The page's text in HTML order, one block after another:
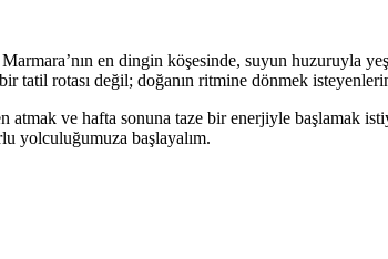
en dingin köşesinde, suyun huzuruyla
tatil rotası değil; doğanın ritmine dönmek isteyenlerin
ve hafta sonuna taze bir enerjiyle başlamak
yolculuğumuza başlayalım.